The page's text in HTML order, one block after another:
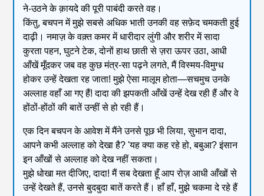
ने-उठने के क़ायदे की पूरी पाबंदी करते वह।
किंतु, बचपन में मुझे सबसे अधिक भाती उनकी वह सफ़ेद चमकती हुई
दाढ़ी। नमाज़ के वक़्त कमर में धारीदार लुंगी और शरीर में सादा
कुरता पहन, घुटने टेक, दोनों हाथ छाती से ज़रा ऊपर उठा, आधी
आँखें मूँदकर जब वह कुछ मंत्र-सा पढ़ने लगते, मैं विस्मय-विमुग्ध
होकर उन्हें देखता रह जाता! मुझे ऐसा मालूम होता—सचमुच उनके
अल्लाह वहाँ आ गए हैं! दादा की झपकती आँखें उन्हें देख रही हैं और वे
होंठों-होंठों की बातें उन्हीं से हो रही हैं।
एक दिन बचपन के आवेश में मैंने उनसे पूछ भी लिया, सुभान दादा,
आपने कभी अल्लाह को देखा है? 'यह क्या कह रहे हो, बबुआ? इंसान
इन आँखों से अल्लाह को देख नहीं सकता।
मुझे धोखा मत दीजिए, दादा! मैं सब देखता हूँ आप रोज़ आधी आँखों से
उन्हें देखते हैं, उनसे बुदबुदा बातें करते हैं। हाँ हाँ, मुझे चकमा दे रहे हैं